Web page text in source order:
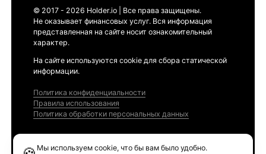
© 2017 - 2026 Holder.io | Все права защищены.
Не оказывает финансовых услуг. Вся информация
представленная на сайте носит ознакомительный
характер.
На сайте используются cookie для сбора статической
информации.
Политика конфиденциальности
Правила использования
Политика обработки персональных данных
Мы используем cookie, что бы вам было удобно.